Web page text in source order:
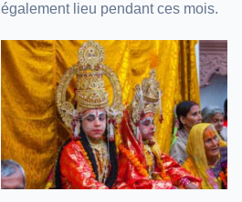
également lieu pendant ces mois.